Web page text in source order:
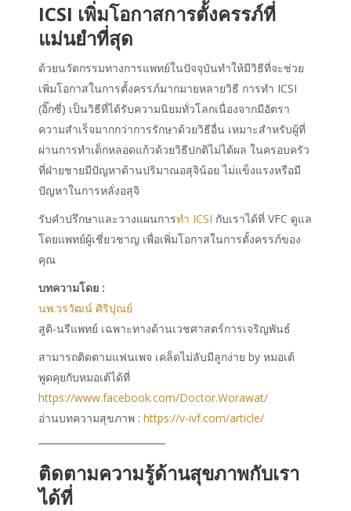
ICSI เพิ่มโอกาสการตั้งครรภ์ที่
แม่นยำที่สุด
ด้วยนวัตกรรมทางการแพทย์ในปัจจุบันทำให้มีวิธีที่จะช่วย
เพิ่มโอกาสในการตั้งครรภ์มากมายหลายวิธี การทำ ICSI
(อิ๊กซี่) เป็นวิธีที่ได้รับความนิยมทั่วโลกเนื่องจากมีอัตรา
ความสำเร็จมากกว่าการรักษาด้วยวิธีอื่น เหมาะสำหรับผู้ที่
ผ่านการทำเด็กหลอดแก้วด้วยวิธีปกติไม่ได้ผล ในครอบครัว
ที่ฝ่ายชายมีปัญหาด้านปริมาณอสุจิน้อย ไม่แข็งแรงหรือมี
ปัญหาในการหลั่งอสุจิ
รับคำปรึกษาและวางแผนการทำ ICSI กับเราได้ที่ VFC ดูแล
โดยแพทย์ผู้เชี่ยวชาญ เพื่อเพิ่มโอกาสในการตั้งครรภ์ของ
คุณ
บทความโดย :
นพ.วรวัฒน์ ศิริปุณย์
สูติ-นรีแพทย์ เฉพาะทางด้านเวชศาสตร์การเจริญพันธ์
สามารถติดตามแฟนเพจ เคล็ดไม่ลับมีลูกง่าย by หมอเต้
พูดคุยกับหมอเต้ได้ที่
https://www.facebook.com/Doctor.Worawat/
อ่านบทความสุขภาพ : https://v-ivf.com/article/
ติดตามความรู้ด้านสุขภาพกับเรา
ได้ที่